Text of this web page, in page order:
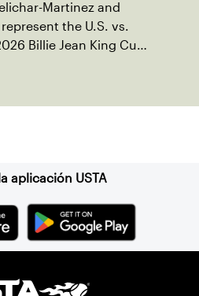
Martinez and
the U.S. vs.
Billie Jean King Cup
aplicación USTA